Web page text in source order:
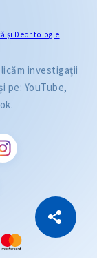
Copiază Link
și Deontologie
investigații
pe: YouTube,